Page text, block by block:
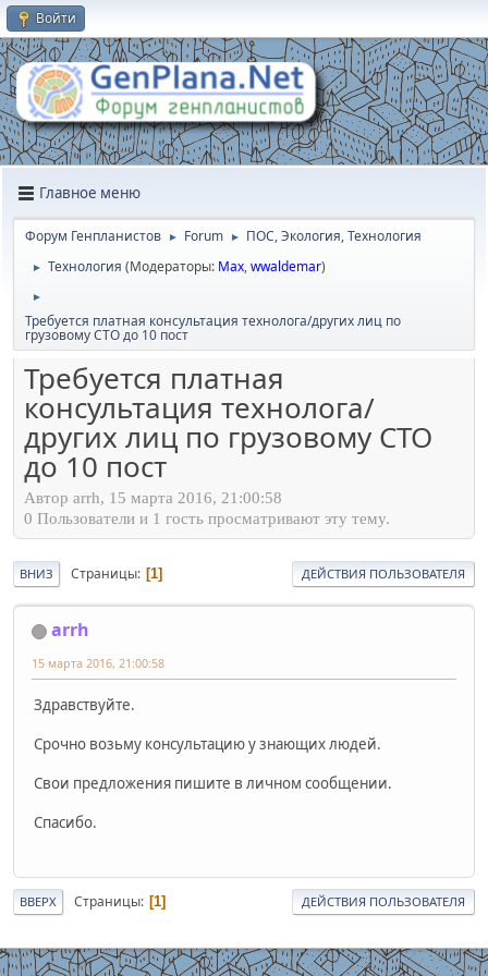
Войти
Главное меню
Форум Генпланистов ► Forum ► ПОС, Экология, Технология
► Технология (Модераторы: Max,wwaldemar)
►
Требуется платная консультация технолога/других лиц по
грузовому СТО до 10 пост
Требуется платная
консультация технолога/
других лиц по грузовому СТО
до 10 пост
Автор arrh, 15 марта 2016, 21:00:58
0 Пользователи и 1 гость просматривают эту тему.
ВНИЗ Страницы 1 ДЕЙСТВИЯ ПОЛЬЗОВАТЕЛЯ
arrh
15 марта 2016, 21:00:58
Здравствуйте.
Срочно возьму консультацию у знающих людей.
Свои предложения пишите в личном сообщении.
Спасибо.
ВВЕРХ Страницы 1 ДЕЙСТВИЯ ПОЛЬЗОВАТЕЛЯ